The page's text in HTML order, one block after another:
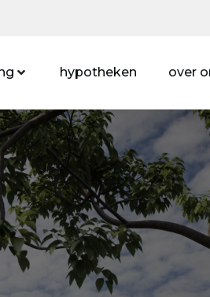
hypotheken over